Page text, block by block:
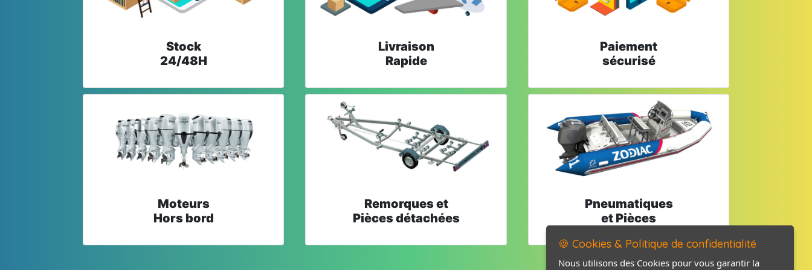
Stock
24/48H
Livraison
Rapide
Paiement
sécurisé
Moteurs
Hors bord
Remorques et
Pièces détachées
Pneumatiques
et Pièces
🍪 Cookies & Politique de confidentialité
Nous utilisons des Cookies pour vous garantir la